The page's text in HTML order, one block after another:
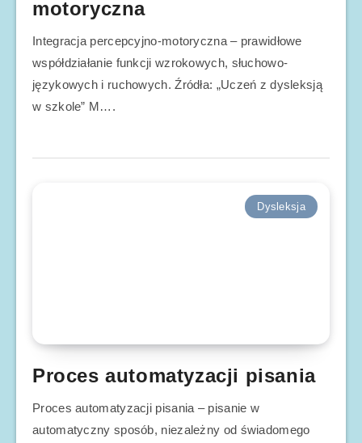
motoryczna
Integracja percepcyjno-motoryczna – prawidłowe
współdziałanie funkcji wzrokowych, słuchowo-
językowych i ruchowych. Źródła: „Uczeń z dysleksją
w szkole” M….
Dysleksja
Proces automatyzacji pisania
Proces automatyzacji pisania – pisanie w
automatyczny sposób, niezależny od świadomego